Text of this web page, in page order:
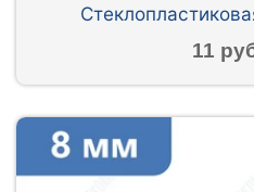
11